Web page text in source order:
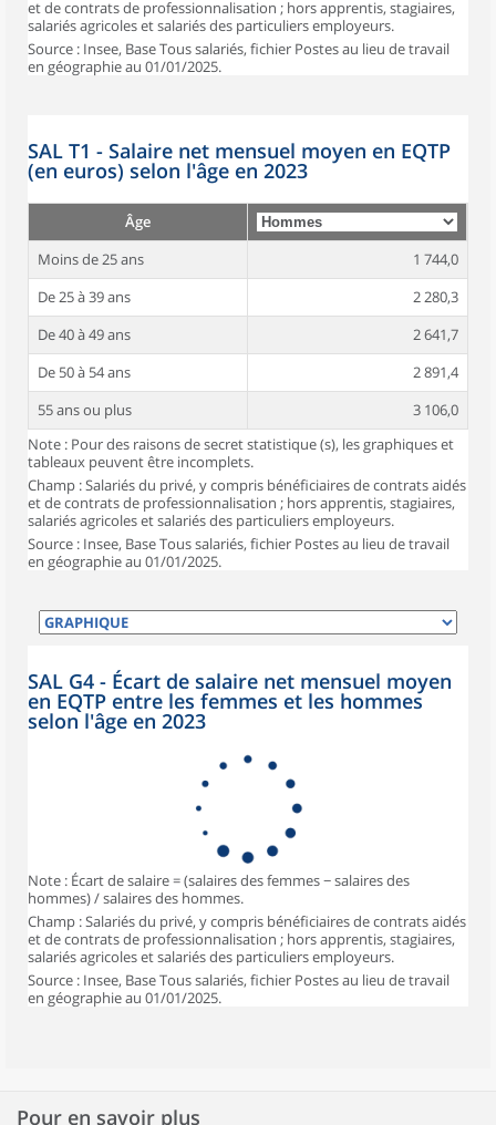
et de contrats de professionnalisation ; hors apprentis, stagiaires,
salariés agricoles et salariés des particuliers employeurs.
Source : Insee, Base Tous salariés, fichier Postes au lieu de travail
en géographie au 01/01/2025.
SAL T1 - Salaire net mensuel moyen en EQTP
(en euros) selon l'âge en 2023
Âge
Moins de 25 ans
1 744,0
De 25 à 39 ans
2 280,3
De 40 à 49 ans
2 641,7
De 50 à 54 ans
2 891,4
55 ans ou plus
3 106,0
Note : Pour des raisons de secret statistique (s), les graphiques et
tableaux peuvent être incomplets.
Champ : Salariés du privé, y compris bénéficiaires de contrats aidés
et de contrats de professionnalisation ; hors apprentis, stagiaires,
salariés agricoles et salariés des particuliers employeurs.
Source : Insee, Base Tous salariés, fichier Postes au lieu de travail
en géographie au 01/01/2025.
SAL G4 - Écart de salaire net mensuel moyen
en EQTP entre les femmes et les hommes
selon l'âge en 2023
Note : Écart de salaire = (salaires des femmes − salaires des
hommes) / salaires des hommes.
Champ : Salariés du privé, y compris bénéficiaires de contrats aidés
et de contrats de professionnalisation ; hors apprentis, stagiaires,
salariés agricoles et salariés des particuliers employeurs.
Source : Insee, Base Tous salariés, fichier Postes au lieu de travail
en géographie au 01/01/2025.
Pour en savoir plus